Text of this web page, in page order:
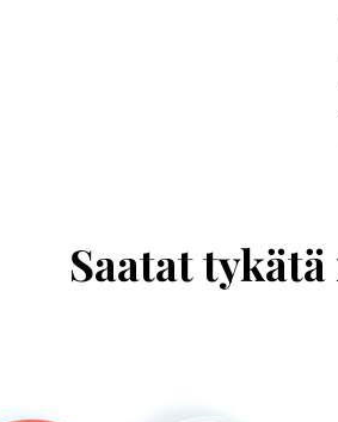
Saatat